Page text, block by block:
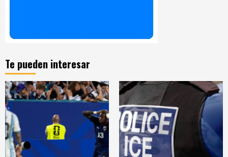
Te pueden interesar